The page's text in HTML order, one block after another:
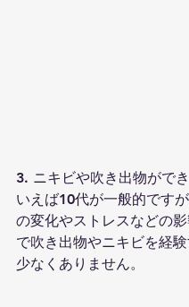
3. ニキビや吹き出物がで
いえば10代が一般的です
の変化やストレスなどの
で吹き出物やニキビを経
少なくありません。